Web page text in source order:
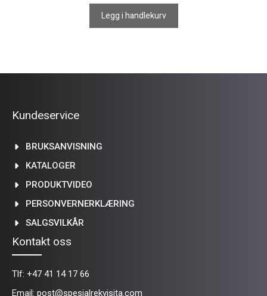
Legg i handlekurv
Kundeservice
BRUKSANVISNING
KATALOGER
PRODUKTVIDEO
PERSONVERNERKLÆRING
SALGSVILKÅR
Kontakt oss
Tlf: +47 41 14 17 66
Email: post@spesialrekvisita.com